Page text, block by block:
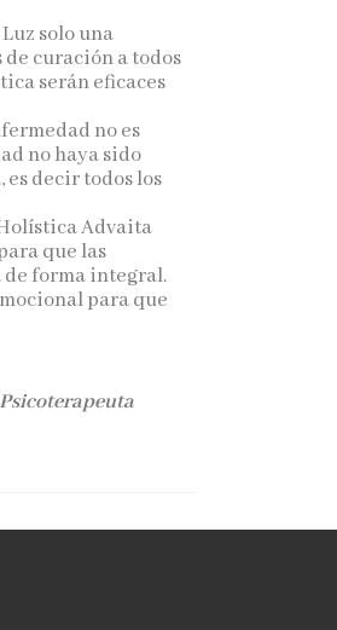
solo una
curación a todos
serán eficaces
no es
no haya sido
decir todos los
Advaita
que las
de forma integral.
para que